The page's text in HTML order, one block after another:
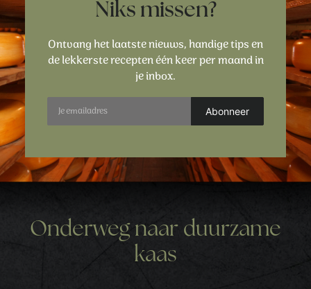
Niks missen?
Ontvang het laatste nieuws, handige tips en
de lekkerste recepten één keer per maand in
je inbox.
Onderweg naar duurzame
kaas